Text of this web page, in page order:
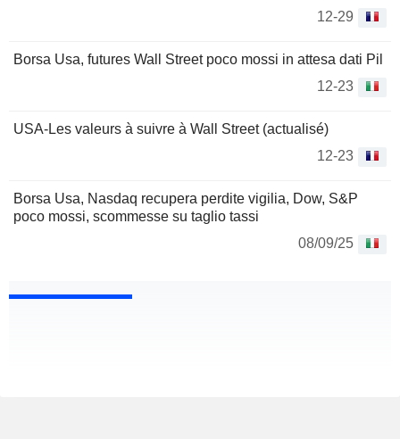
12-29
Borsa Usa, futures Wall Street poco mossi in attesa dati Pil
12-23
USA-Les valeurs à suivre à Wall Street (actualisé)
12-23
Borsa Usa, Nasdaq recupera perdite vigilia, Dow, S&P
poco mossi, scommesse su taglio tassi
08/09/25